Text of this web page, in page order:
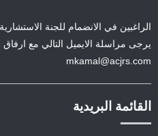
الراغبين في الانضمام للجنة الاستشارية
يرجى مراسلة الايميل التالي مع ارفاق
mkamal@acjrs.com
القائمة البريدية